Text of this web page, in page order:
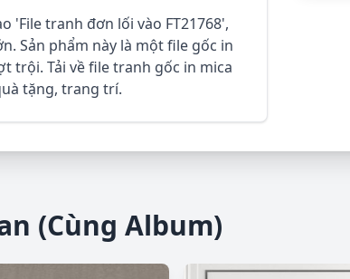
'File tranh đơn lối vào FT21768',
Sản phẩm này là một file gốc in
trội. Tải về file tranh gốc in mica
tặng, trang trí.
(Cùng Album)